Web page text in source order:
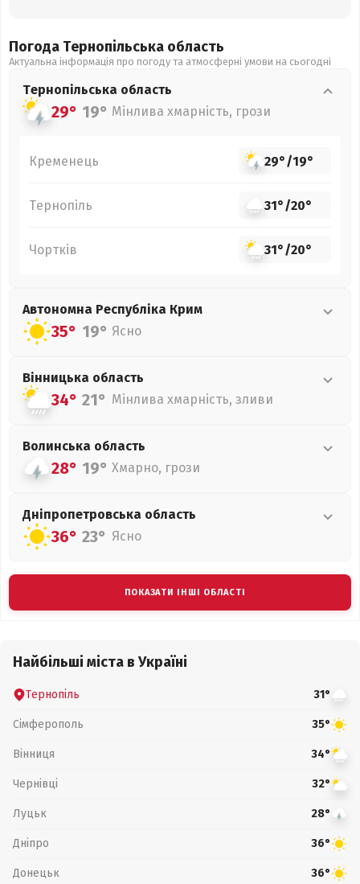
Погода Тернопільська область
Актуальна інформація про погоду та атмосферні умови на сьогодні
Тернопільська область
29° 19° Мінлива хмарність, грози
Кременець 29°/19°
Тернопіль 31°/20°
Чортків 31°/20°
Автономна Республіка Крим
35° 19° Ясно
Вінницька область
34° 21° Мінлива хмарність, зливи
Волинська область
28° 19° Хмарно, грози
Дніпропетровська область
36° 23° Ясно
ПОКАЗАТИ ІНШІ ОБЛАСТІ
Найбільші міста в Україні
Тернопіль 31°
Сімферополь 35°
Вінниця 34°
Чернівці 32°
Луцьк 28°
Дніпро 36°
Донецьк 36°